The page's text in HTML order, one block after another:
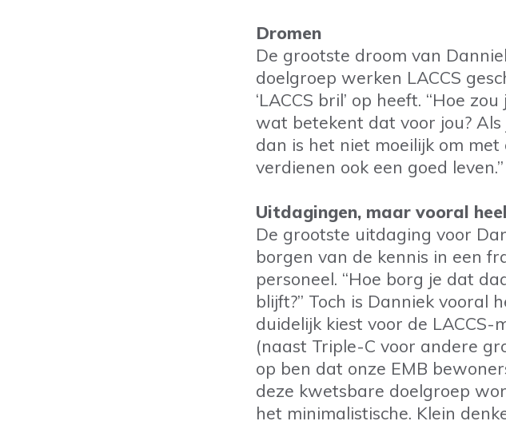
Dromen
De grootste droom van
doelgroep werken LACCS
‘LACCS bril’ op heeft. “Hoe
wat betekent dat voor jou?
dan is het niet moeilijk om
verdienen ook een goed leven.”
Uitdagingen, maar vooral
De grootste uitdaging voor
borgen van de kennis in een
personeel. “Hoe borg je dat
blijft?” Toch is Danniek vooral
duidelijk kiest voor de
(naast Triple-C voor andere
op ben dat onze EMB
deze kwetsbare doelgroep
het minimalistische. Klein